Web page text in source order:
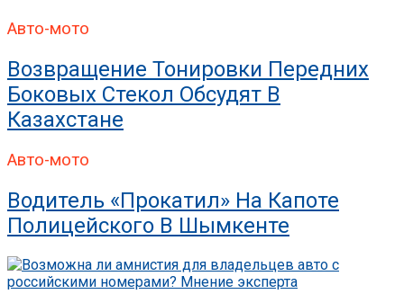
Авто-мото
Возвращение Тонировки Передних
Боковых Стекол Обсудят В
Казахстане
Авто-мото
Водитель «прокатил» На Капоте
Полицейского В Шымкенте